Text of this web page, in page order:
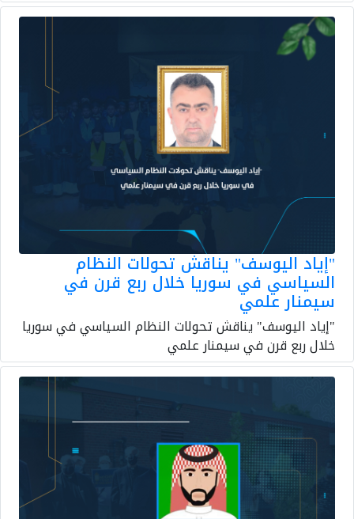
"إياد اليوسف" يناقش تحولات النظام
السياسي في سوريا خلال ربع قرن في
سيمنار علمي
"إياد اليوسف" يناقش تحولات النظام السياسي في سوريا
خلال ربع قرن في سيمنار علمي